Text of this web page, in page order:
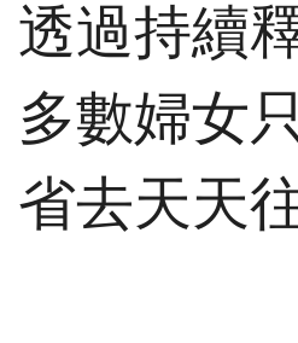
透過持續
數婦女
省去天天